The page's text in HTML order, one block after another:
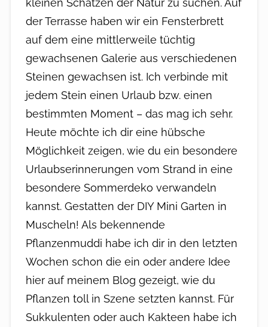
der Terrasse haben wir ein Fensterbrett
auf dem eine mittlerweile tüchtig
gewachsenen Galerie aus verschiedenen
Steinen gewachsen ist. Ich verbinde mit
jedem Stein einen Urlaub bzw. einen
bestimmten Moment – das mag ich sehr.
Heute möchte ich dir eine hübsche
Möglichkeit zeigen, wie du ein besondere
Urlaubserinnerungen vom Strand in eine
besondere Sommerdeko verwandeln
kannst. Gestatten der DIY Mini Garten in
Muscheln! Als bekennende
Pflanzenmuddi habe ich dir in den letzten
Wochen schon die ein oder andere Idee
hier auf meinem Blog gezeigt, wie du
Pflanzen toll in Szene setzten kannst. Für
Sukkulenten oder auch Kakteen habe ich